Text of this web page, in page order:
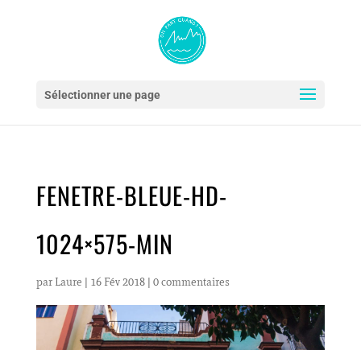
Sélectionner une page
FENETRE-BLEUE-HD-
1024×575-MIN
par Laure | 16 Fév 2018| 0 commentaires